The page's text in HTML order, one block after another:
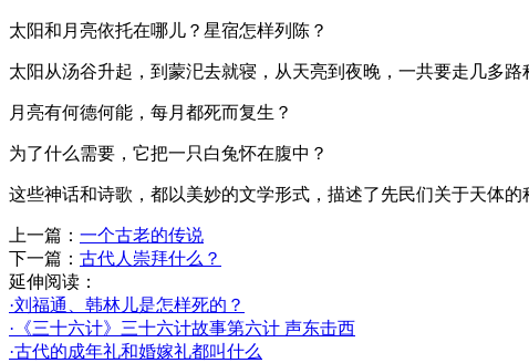
太阳和月亮依托在哪儿？星宿怎样列陈？
太阳从汤谷升起，到蒙汜去就寝，从天亮到夜晚，一共要走几多路
月亮有何德何能，每月都死而复生？
为了什么需要，它把一只白兔怀在腹中？
这些神话和诗歌，都以美妙的文学形式，描述了先民们关于天体
上一篇： 一个古老的传说
下一篇： 古代人崇拜什么？
延伸阅读：
·刘福通、韩林儿是怎样死的？
·《三十六计》三十六计故事第六计 声东击西
·古代的成年礼和婚嫁礼都叫什么